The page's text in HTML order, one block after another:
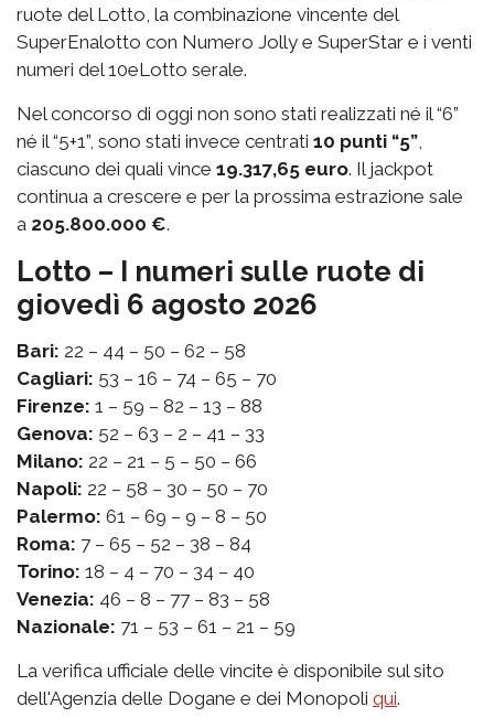
ruote del Lotto, la combinazione vincente del
SuperEnalotto con Numero Jolly e SuperStar e i venti
numeri del 10eLotto serale.
Nel concorso di oggi non sono stati realizzati né il “6”
né il “5+1”, sono stati invece centrati 10 punti “5”,
ciascuno dei quali vince 19.317,65 euro. Il jackpot
continua a crescere e per la prossima estrazione sale
a 205.800.000 €.
Lotto – I numeri sulle ruote di
giovedì 6 agosto 2026
Bari: 22 – 44 – 50 – 62 – 58
Cagliari: 53 – 16 – 74 – 65 – 70
Firenze: 1 – 59 – 82 – 13 – 88
Genova: 52 – 63 – 2 – 41 – 33
Milano: 22 – 21 – 5 – 50 – 66
Napoli: 22 – 58 – 30 – 50 – 70
Palermo: 61 – 69 – 9 – 8 – 50
Roma: 7 – 65 – 52 – 38 – 84
Torino: 18 – 4 – 70 – 34 – 40
Venezia: 46 – 8 – 77 – 83 – 58
Nazionale: 71 – 53 – 61 – 21 – 59
La verifica ufficiale delle vincite è disponibile sul sito
dell'Agenzia delle Dogane e dei Monopoli qui.